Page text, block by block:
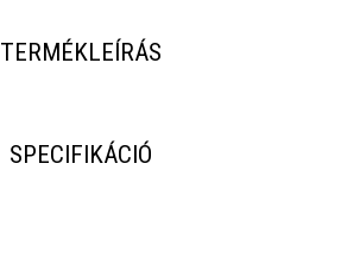
TERMÉKLEÍRÁS
SPECIFIKÁCIÓ